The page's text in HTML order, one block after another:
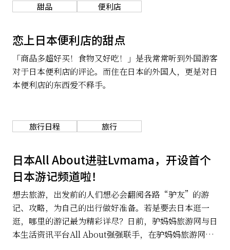
甜品 便利店
恋上日本便利店的甜点
「商品多超好买！食物又好吃！」是我常常听到外国游客
对于日本便利店的评论。而住在日本的外国人，更是对日
本便利店的东西爱不释手。
旅行日程 旅行
日本All About进驻Lvmama，开设首个
日本游记频道啦！
想去旅游，出发前的人们想必会翻阅各路“驴友”的游
记、攻略，为自己的出行做好准备。若是要去日本逛一
逛，哪里的游记最为精彩详尽？日前，驴妈妈旅游网与日
本生活资讯平台All About强强联手，在驴妈妈旅游网上